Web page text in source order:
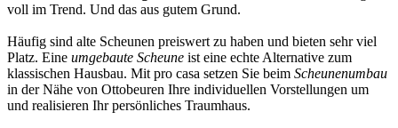
voll im Trend. Und das aus gutem Grund.
Häufig sind alte Scheunen preiswert zu haben und bieten sehr viel
Platz. Eine umgebaute Scheune ist eine echte Alternative zum
klassischen Hausbau. Mit pro casa setzen Sie beim Scheunenumbau
in der Nähe von Ottobeuren Ihre individuellen Vorstellungen um
und realisieren Ihr persönliches Traumhaus.